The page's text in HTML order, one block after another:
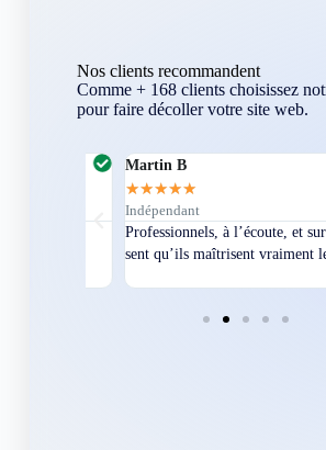
Nos clients recommandent
Comme + 168 clients choisissez
pour faire décoller votre site web.
Martin B
★★★
Indépendant
Professionnels, à l’écoute, et surtout
sent qu’ils maîtrisent vraiment le